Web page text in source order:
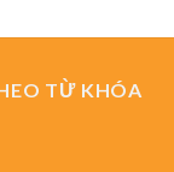
TỪ KHÓA